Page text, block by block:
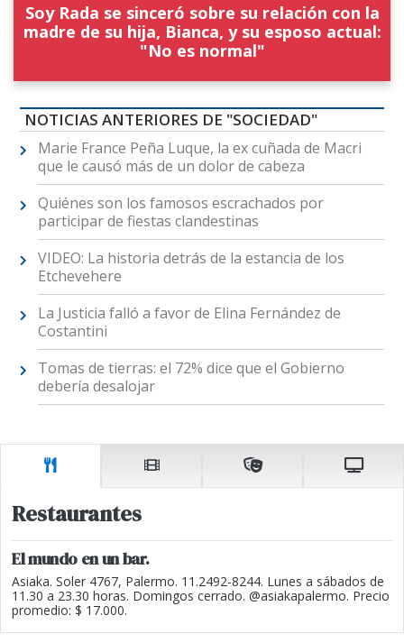
Soy Rada se sinceró sobre su relación con la
madre de su hija, Bianca, y su esposo actual:
"No es normal"
NOTICIAS ANTERIORES DE "SOCIEDAD"
Marie France Peña Luque, la ex cuñada de Macri
que le causó más de un dolor de cabeza
Quiénes son los famosos escrachados por
participar de fiestas clandestinas
VIDEO: La historia detrás de la estancia de los
Etchevehere
La Justicia falló a favor de Elina Fernández de
Costantini
Tomas de tierras: el 72% dice que el Gobierno
debería desalojar
Restaurantes
El mundo en un bar.
Asiaka. Soler 4767, Palermo. 11.2492-8244. Lunes a sábados de
11.30 a 23.30 horas. Domingos cerrado. @asiakapalermo. Precio
promedio: $ 17.000.